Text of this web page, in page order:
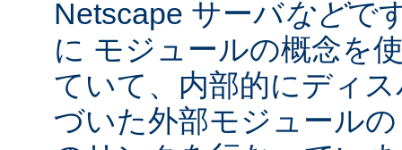
Netscape サーバなどで
に モジュールの概念を
ていて、内部的にディ
づいた外部モジュール